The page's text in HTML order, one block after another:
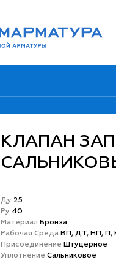
КЛАПАН
Ду 25
Ру 40
Матeриал Бронза
Рабочая Среда ВП, ДТ, НП, П,
Присоединение Штуцерное
Уплотнение Сальниковое